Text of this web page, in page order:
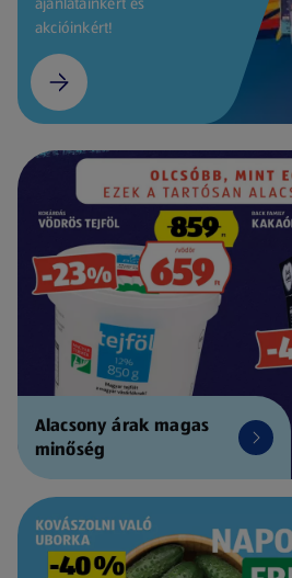
akcióinkért!
Alacsony árak magas
minőség